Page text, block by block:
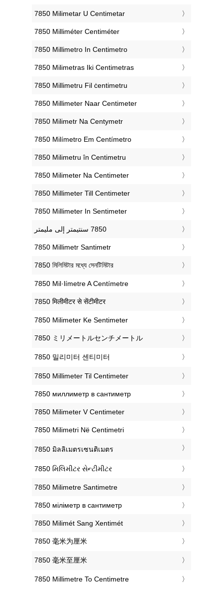
‎7850 Milimetar U Centimetar
‎7850 Milliméter Centiméter
‎7850 Millimetro In Centimetro
‎7850 Milimetras Iki Centimetras
‎7850 Millimetru Fil ċentimetru
‎7850 Millimeter Naar Centimeter
‎7850 Milimetr Na Centymetr
‎7850 Milímetro Em Centímetro
‎7850 Milimetru în Centimetru
‎7850 Milimeter Na Centimeter
‎7850 Millimeter Till Centimeter
‎7850 Millimeter In Sentimeter
‎7850 Millimetr Santimetr
‎7850 মিলিমিটার মধ্যে সেনটিমিটার
‎7850 Mil·límetre A Centímetre
‎7850 मिलीमीटर से सेंटीमीटर
‎7850 Milimeter Ke Sentimeter
‎7850 ミリメートルセンチメートル
‎7850 밀리미터 센티미터
‎7850 Millimeter Til Centimeter
‎7850 миллиметр в сантиметр
‎7850 Milimeter V Centimeter
‎7850 Milimetri Në Centimetri
‎7850 มิลลิเมตรเซนติเมตร
‎7850 મિલિમીટર સેન્ટીમીટર
‎7850 Milimetre Santimetre
‎7850 міліметр в сантиметр
‎7850 Milimét Sang Xentimét
‎7850 毫米为厘米
‎7850 毫米至厘米
‎7850 Millimetre To Centimetre